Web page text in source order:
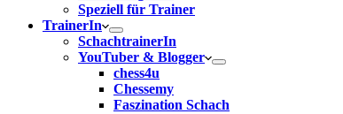
Speziell für Trainer
TrainerIn
SchachtrainerIn
YouTuber & Blogger
chess4u
Chessemy
Faszination Schach